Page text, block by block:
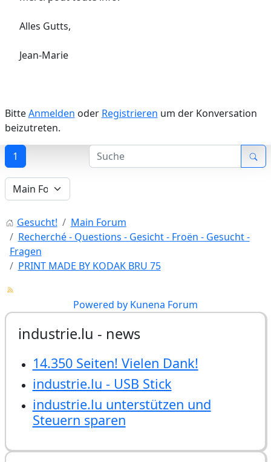
Alles Gutts,
Jean-Marie
BitteAnmelden oder Registrieren um der Konversation
beizutreten.
1
Gesucht!
Main Forum
Recherché - Questions - Gesicht - Froën - Gesucht -
Fragen
PRINT MADE BY KODAK BRU 75
Powered by Kunena Forum
industrie.lu - news
14.350 Seiten! Vielen Dank!
industrie.lu - USB Stick
industrie.lu unterstützen und
Steuern sparen